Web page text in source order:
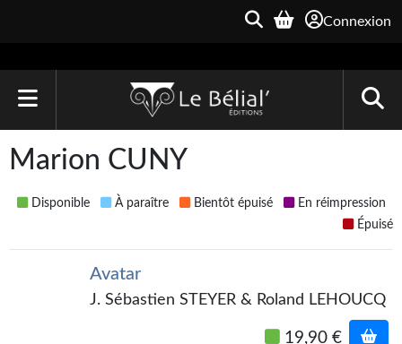
Connexion
ACCUEIL
Une Heure-Lumière
Archive du Futur
Marion CUNY
Disponible À paraître Bientôt épuisé
En réimpression
Épuisé
Avatar
J. Sébastien STEYER & Roland LEHOUCQ
19,90 €